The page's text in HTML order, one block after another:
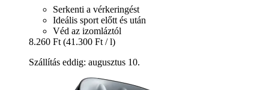
Serkenti a vérkeringést
Ideális sport előtt és után
Véd az izomláztól
8.260 Ft (41.300 Ft / l)
Szállítás eddig: augusztus 10.